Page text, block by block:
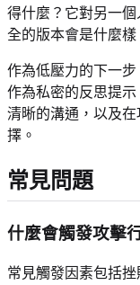
得什麼？它對另一
全的版本會是什麼樣
作為低壓力的下一步
作為私密的反思提
清晰的溝通，以及
擇。
常見問題
什麼會觸發攻擊
常見觸發因素包括